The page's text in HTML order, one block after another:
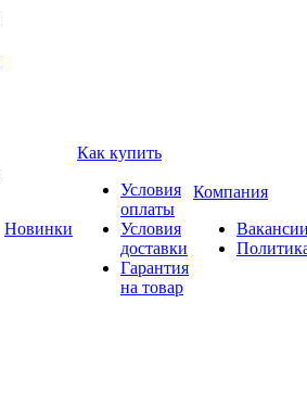
Новинки
Как купить
Условия
оплаты
Условия
доставки
Гарантия
на товар
Компания